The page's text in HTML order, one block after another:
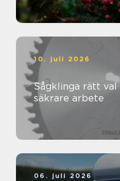
10. juli 2026
Sågklinga rätt val för renare snitt och
säkrare arbete
06. juli 2026